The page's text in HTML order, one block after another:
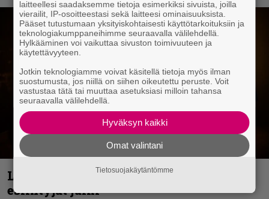
Loppuvuoden Hellsinki Metal Cruisen
esiintyjät julki
laitteellesi saadaksemme tietoja esimerkiksi sivuista, joilla
vierailit, IP-osoitteestasi sekä laitteesi ominaisuuksista.
Pääset tutustumaan yksityiskohtaisesti käyttötarkoituksiin ja
teknologiakumppaneihimme seuraavalla välilehdellä.
Hylkääminen voi vaikuttaa sivuston toimivuuteen ja
käytettävyyteen.
Jotkin teknologiamme voivat käsitellä tietoja myös ilman
suostumusta, jos niillä on siihen oikeutettu peruste. Voit
vastustaa tätä tai muuttaa asetuksiasi milloin tahansa
seuraavalla välilehdellä.
Hyväksyn kaikki
Omat valintani
Tietosuojakäytäntömme